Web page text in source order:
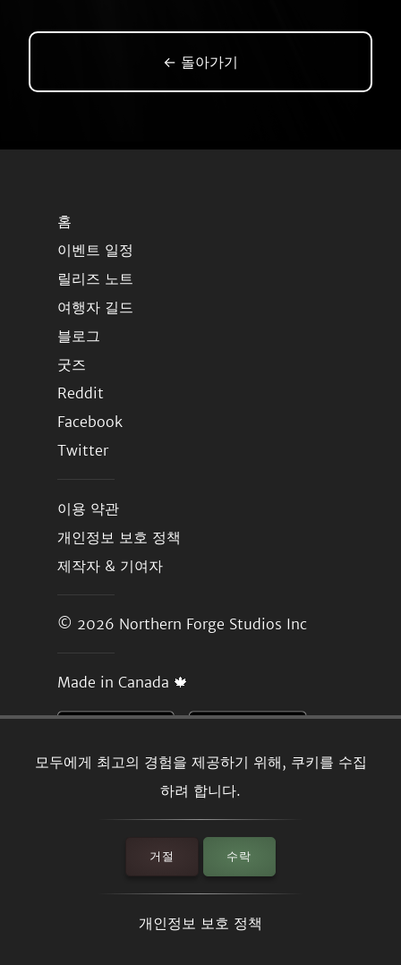
모두에게 최고의 경험을 제공하기 위해, 쿠키를 수집
하려 합니다.
거절 수락
개인정보 보호 정책
← 돌아가기
홈
이벤트 일정
릴리즈 노트
여행자 길드
블로그
굿즈
Reddit
Facebook
Twitter
이용 약관
개인정보 보호 정책
제작자 & 기여자
© 2026 Northern Forge Studios Inc
Made in Canada 🍁